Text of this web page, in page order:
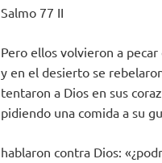
Salmo 77 II
Pero ellos volvieron a pecar
y en el desierto se
tentaron a Dios en sus
pidiendo una comida a su
hablaron contra Dios: